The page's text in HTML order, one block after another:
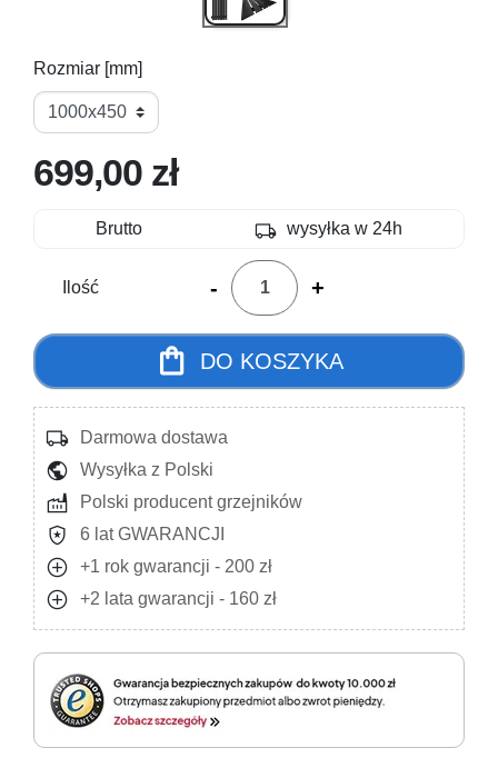
Rozmiar [mm]
699,00 zł
Brutto local_shipping wysyłka w 24h
Ilość - +
shopping_bag DO KOSZYKA
local_shipping Darmowa dostawa
public Wysyłka z Polski
factory Polski producent grzejników
local_police 6 lat GWARANCJI
add_circle +1 rok gwarancji - 200 zł
add_circle +2 lata gwarancji - 160 zł